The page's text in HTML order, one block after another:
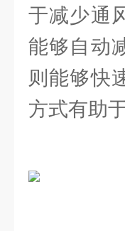
于减少通
能够自动
则能够快
方式有助